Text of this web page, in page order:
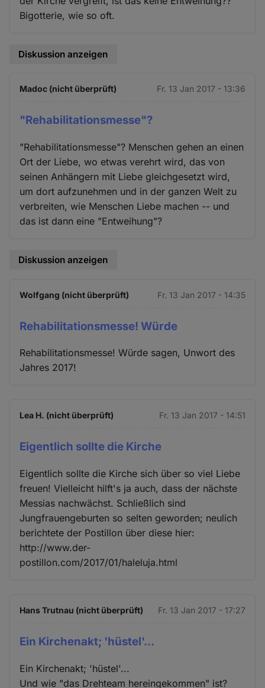
Bigotterie, wie so oft.
Diskussion anzeigen
Madoc (nicht überprüft) Fr. 13 Jan 2017 - 13:36
"Rehabilitationsmesse"?
"Rehabilitationsmesse"? Menschen gehen an einen
Ort der Liebe, wo etwas verehrt wird, das von
seinen Anhängern mit Liebe gleichgesetzt wird,
um dort aufzunehmen und in der ganzen Welt zu
verbreiten, wie Menschen Liebe machen -- und
das ist dann eine "Entweihung"?
Diskussion anzeigen
Wolfgang (nicht überprüft) Fr. 13 Jan 2017 - 14:35
Rehabilitationsmesse! Würde
Rehabilitationsmesse! Würde sagen, Unwort des
Jahres 2017!
Lea H. (nicht überprüft) Fr. 13 Jan 2017 - 14:51
Eigentlich sollte die Kirche
Eigentlich sollte die Kirche sich über so viel Liebe
freuen! Vielleicht hilft's ja auch, dass der nächste
Messias nachwächst. Schließlich sind
Jungfrauengeburten so selten geworden; neulich
berichtete der Postillon über diese hier:
http://www.der-
postillon.com/2017/01/haleluja.html
Hans Trutnau (nicht überprüft) Fr. 13 Jan 2017 - 17:27
Ein Kirchenakt; 'hüstel'...
Ein Kirchenakt; 'hüstel'...
Und wie "das Drehteam hereingekommen" ist?